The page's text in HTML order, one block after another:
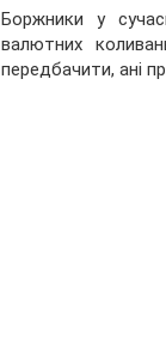
Боржники у
валютних
передбачити, ані